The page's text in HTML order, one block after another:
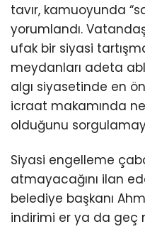
tavır, kamuoyunda
yorumlandı.
ufak bir siyasi
meydanları adeta
algı siyasetinde en
icraat makamında
olduğunu
Siyasi engelleme
atmayacağını ilan
belediye başkanı
indirimi er ya da geç